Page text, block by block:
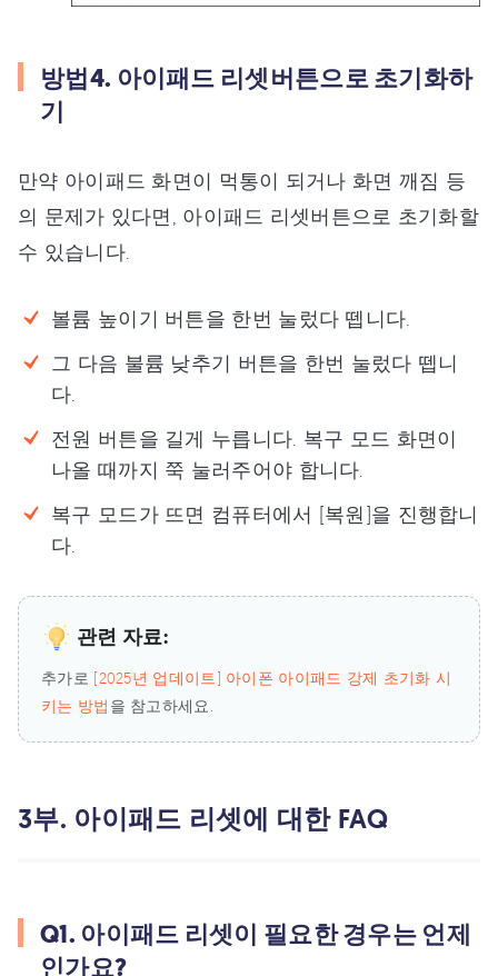
방법4. 아이패드 리셋버튼으로 초기화하
기
만약 아이패드 화면이 먹통이 되거나 화면 깨짐 등
의 문제가 있다면, 아이패드 리셋버튼으로 초기화할
수 있습니다.
볼륨 높이기 버튼을 한번 눌렀다 뗍니다.
그 다음 불륨 낮추기 버튼을 한번 눌렀다 뗍니
다.
전원 버튼을 길게 누릅니다. 복구 모드 화면이
나올 때까지 쭉 눌러주어야 합니다.
복구 모드가 뜨면 컴퓨터에서 [복원]을 진행합니
다.
관련 자료:
추가로 [2025년 업데이트] 아이폰 아이패드 강제 초기화 시
키는 방법 을 참고하세요.
3부. 아이패드 리셋에 대한 FAQ
Q1. 아이패드 리셋이 필요한 경우는 언제
인가요?